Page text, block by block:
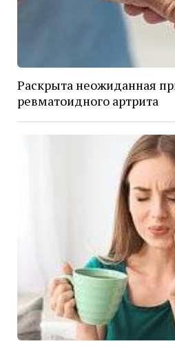
Раскрыта неожиданная
ревматоидного артрита